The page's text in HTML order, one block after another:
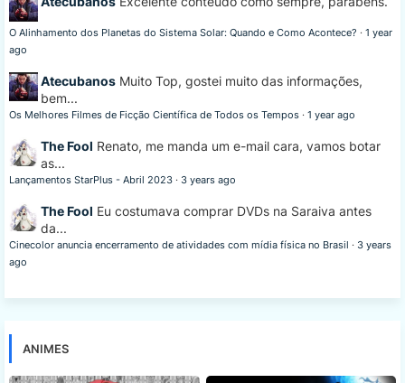
O Alinhamento dos Planetas do Sistema Solar: Quando e Como Acontece? · 1 year
ago
Atecubanos Muito Top, gostei muito das informações,
bem...
Os Melhores Filmes de Ficção Científica de Todos os Tempos · 1 year ago
The Fool Renato, me manda um e-mail cara, vamos botar
as...
Lançamentos StarPlus - Abril 2023 · 3 years ago
The Fool Eu costumava comprar DVDs na Saraiva antes
da...
Cinecolor anuncia encerramento de atividades com mídia física no Brasil · 3 years
ago
ANIMES